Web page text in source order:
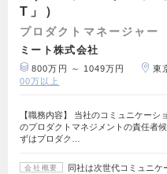
T」）
プロダクトマネージャー
ミート株式会社
800万円 ～ 1049万円 東
00万以上
【職務内容】 当社のコミュニケーシ
のプロダクトマネジメントの責任者
ずはプロダク…
会社概要
同社は次世代コミュニ